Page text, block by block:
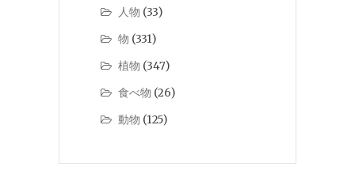
人物 (33)
物 (331)
植物 (347)
食べ物 (26)
動物 (125)